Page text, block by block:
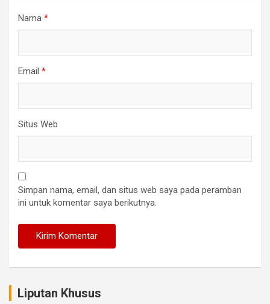
Nama *
Email *
Situs Web
Simpan nama, email, dan situs web saya pada peramban
ini untuk komentar saya berikutnya.
Liputan Khusus